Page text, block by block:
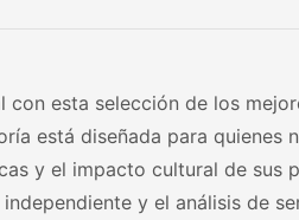
esta selección de los
está diseñada para quienes
y el impacto cultural de sus
y el análisis de